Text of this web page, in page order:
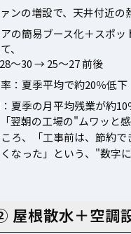
ンの増設で、天井付近の
の簡易ブース化＋スポッ
、
〜30 → 25〜27 前後
：夏季平均で約20％低下
夏季の月平均残業が約10
翌朝の工場の"ムワッと
ろ、「工事前は、節約
なった」という、"数字
屋根散水＋空調